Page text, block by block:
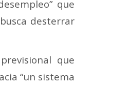
que
desterrar
que
“un sistema